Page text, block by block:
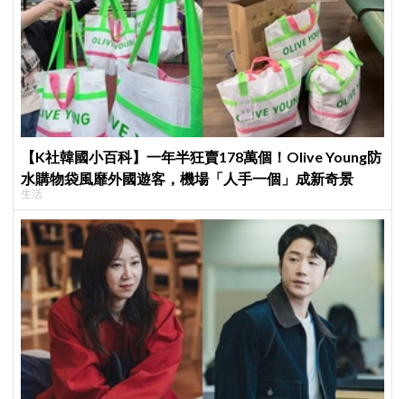
【K社韓國小百科】一年半狂賣178萬個！Olive Young防
水購物袋風靡外國遊客，機場「人手一個」成新奇景
生活